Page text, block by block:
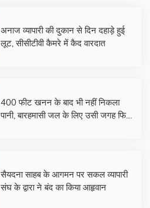
अनाज व्यापारी की दुकान से दिन दहाड़े हुई
लूट, सीसीटीवी कैमरे में कैद वारदात
400 फीट खनन के बाद भी नहीं निकला
पानी, बारहमासी जल के लिए उसी जगह फिर
सैयदना साहब के आगमन पर सकल व्यापारी
संघ के द्वारा ने बंद का किया आहृवान